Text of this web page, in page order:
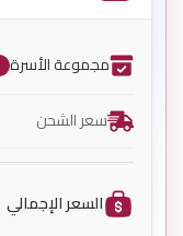
مجموعة الأسرة
سعر الشحن
السعر الإجمالي